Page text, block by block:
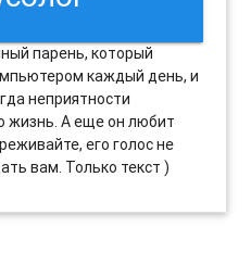
парень, который
каждый день, и
неприятности
жизнь. А еще он любит
его голос не
вам. Только текст )